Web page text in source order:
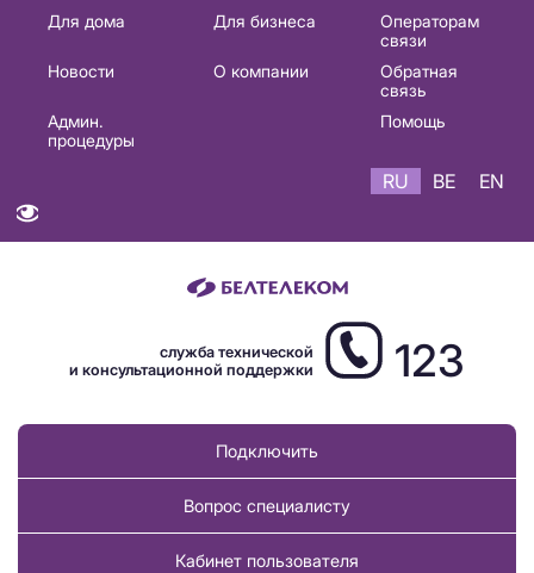
Основная
навигация
Для дома Для бизнеса
Операторам
связи
Новости
О компании
Обратная
связь
Админ.
процедуры
Помощь
RU BE EN
служба технической
и консультационной поддержки
123
Подключить
Вопрос специалисту
Кабинет пользователя